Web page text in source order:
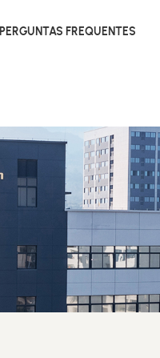
PERGUNTAS FREQUENTES